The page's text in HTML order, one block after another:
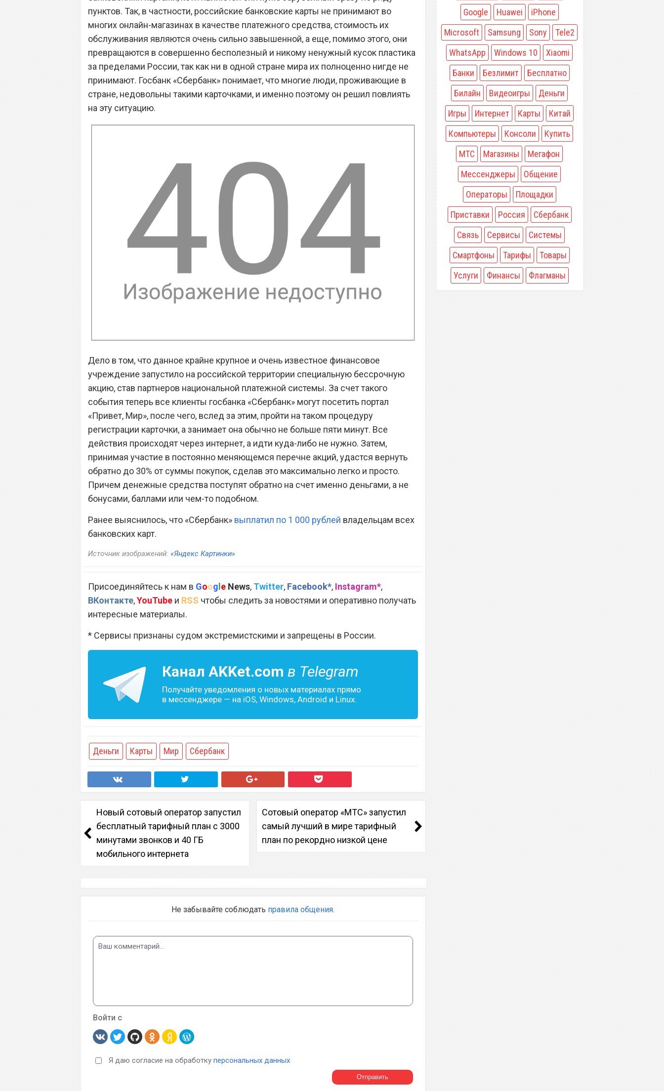
пунктов. Так, в частности, российские банковские карты не принимают во
многих онлайн-магазинах в качестве платежного средства, стоимость их
обслуживания являются очень сильно завышенной, а еще, помимо этого, они
превращаются в совершенно бесполезный и никому ненужный кусок пластика
за пределами России, так как ни в одной стране мира их полноценно нигде не
принимают. Госбанк «Сбербанк» понимает, что многие люди, проживающие в
стране, недовольны такими карточками, и именно поэтому он решил повлиять
на эту ситуацию.
Дело в том, что данное крайне крупное и очень известное финансовое
учреждение запустило на российской территории специальную бессрочную
акцию, став партнеров национальной платежной системы. За счет такого
события теперь все клиенты госбанка «Сбербанк» могут посетить портал
«Привет, Мир», после чего, вслед за этим, пройти на таком процедуру
регистрации карточки, а занимает она обычно не больше пяти минут. Все
действия происходят через интернет, а идти куда-либо не нужно. Затем,
принимая участие в постоянно меняющемся перечне акций, удастся вернуть
обратно до 30% от суммы покупок, сделав это максимально легко и просто.
Причем денежные средства поступят обратно на счет именно деньгами, а не
бонусами, баллами или чем-то подобном.
Ранее выяснилось, что «Сбербанк» выплатил по 1 000 рублей владельцам всех
банковских карт.
Источник изображений: «Яндекс Картинки»
Присоединяйтесь к нам в Google News, Twitter, Facebook*, Instagram*,
ВКонтакте,YouTube и RSS чтобы следить за новостями и оперативно получать
интересные материалы.
* Сервисы признаны судом экстремистскими и запрещены в России.
Канал AKKet.com в Telegram
Получайте уведомления о новых материалах прямо
в мессенджере — на iOS, Windows, Android и Linux.
Деньги Карты Мир Сбербанк
Новый сотовый оператор запустил
бесплатный тарифный план с 3000
минутами звонков и 40 ГБ
мобильного интернета
Сотовый оператор «МТС» запустил
самый лучший в мире тарифный
план по рекордно низкой цене
Не забывайте соблюдать правила общения.
Войти с
Я даю согласие на обработку персональных данных
Google
Huawei
iPhone
Microsoft
Samsung Sony
Tele2
WhatsApp
Windows 10
Xiaomi
Банки
Безлимит
Бесплатно
Билайн
Видеоигры
Деньги
Игры
Интернет Карты
Китай
Компьютеры
Консоли
Купить
МТС
Магазины
Мегафон
Мессенджеры
Общение
Операторы
Площадки
Приставки
Россия
Сбербанк
Связь
Сервисы
Системы
Смартфоны
Тарифы
Товары
Услуги
Финансы Флагманы